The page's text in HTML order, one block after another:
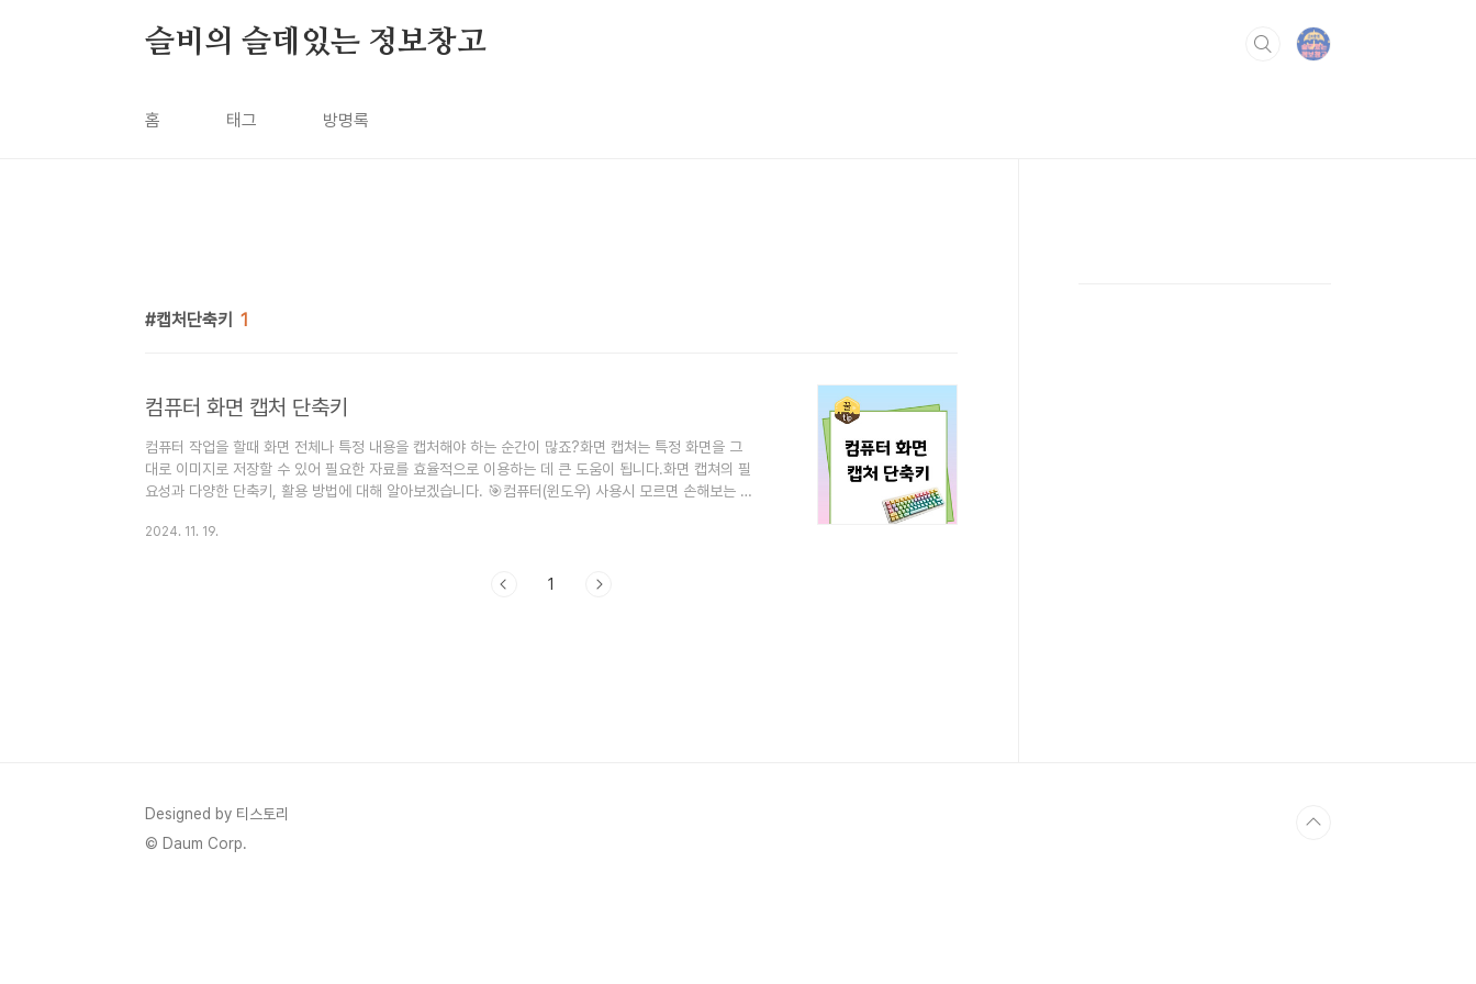
슬비의 슬데있는 정보창고
홈 태그 방명록
캡처단축키 1
컴퓨터 화면 캡처 단축키
컴퓨터 작업을 할때 화면 전체나 특정 내용을 캡처해야 하는 순간이 많죠?화면 캡쳐는 특정 화면을 그
대로 이미지로 저장할 수 있어 필요한 자료를 효율적으로 이용하는 데 큰 도움이 됩니다.화면 캡쳐의 필
요성과 다양한 단축키, 활용 방법에 대해 알아보겠습니다. 🎯컴퓨터(윈도우) 사용시 모르면 손해보는 단
저 유용한 단축키 모음 화면 캡처를 할 수 있는 단축키 화면 캡쳐는 운영체제마다 다른 단축키를 제공
`PrtScn` 또는 'insert Prt Sc'키를 누르면 전체 화면이 클립보드에 복사됩니다. 이후..
2024. 11. 19.
1
Designed by 티스토리
© Daum Corp.